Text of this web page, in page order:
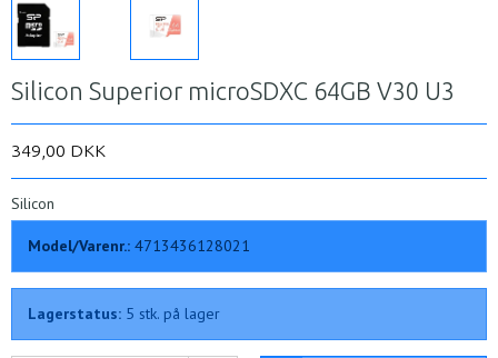
Silicon Superior microSDXC 64GB V30 U3
349,00 DKK
Silicon
Model/Varenr.: 4713436128021
Lagerstatus: 5 stk. på lager